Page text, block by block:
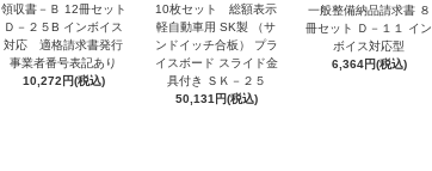
領収書－Ｂ 12冊セット
Ｄ－２５B インボイス
対応 適格請求書発行
事業者番号表記あり
10,272円(税込)
10枚セット 総額表示
軽自動車用 SK製 （サ
ンドイッチ合板） プラ
イスボード スライド金
具付き ＳＫ－２５
50,131円(税込)
一般整備納品請求書 ８
冊セット Ｄ－１１ イン
ボイス対応型
6,364円(税込)